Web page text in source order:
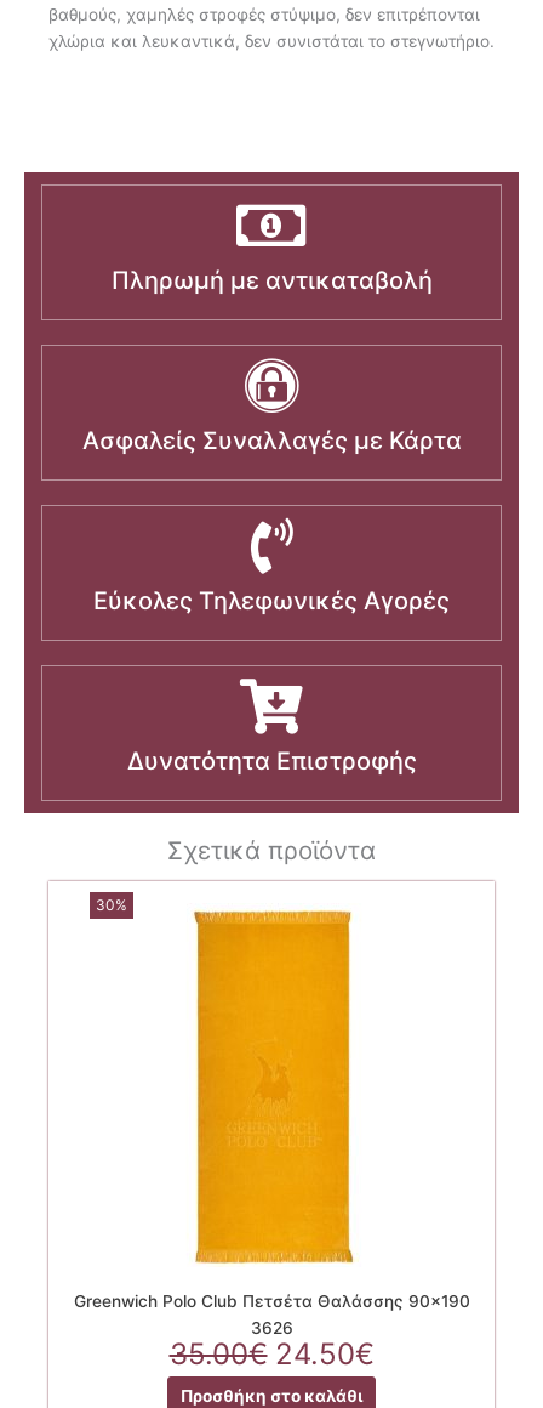
βαθμούς, χαμηλές στροφές στύψιμο, δεν επιτρέπονται
χλώρια και λευκαντικά, δεν συνιστάται το στεγνωτήριο.
Πληρωμή με αντικαταβολή
Ασφαλείς Συναλλαγές με Κάρτα
Εύκολες Τηλεφωνικές Αγορές
Δυνατότητα Επιστροφής
Σχετικά προϊόντα
30%
Greenwich Polo Club Πετσέτα Θαλάσσης 90×190
3626
35.00€ Original
price
24.50€Η
τρέχουσα
Προσθήκη στο καλάθι